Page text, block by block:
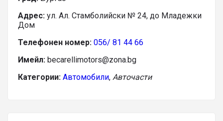
Адрес: ул. Ал. Стамболийски № 24, до Младежки
Дом
Телефонен номер: 056/ 81 44 66
Имейл: becarellimotors@zona.bg
Категории: Автомобили, Авточасти